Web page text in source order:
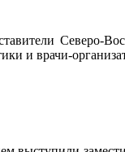
Северо-
и врачи-